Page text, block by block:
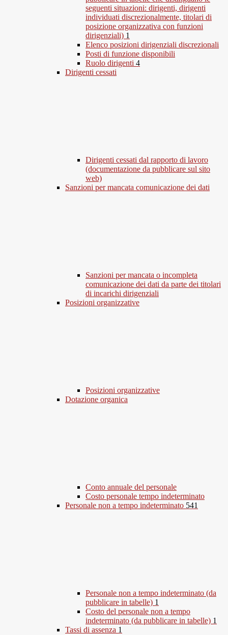
seguenti situazioni: dirigenti, dirigenti
individuati discrezionalmente, titolari di
posizione organizzativa con funzioni
dirigenziali) 1
Elenco posizioni dirigenziali discrezionali
Posti di funzione disponibili
Ruolo dirigenti 4
Dirigenti cessati
Dirigenti cessati dal rapporto di lavoro
(documentazione da pubblicare sul sito
web)
Sanzioni per mancata comunicazione dei dati
Sanzioni per mancata o incompleta
comunicazione dei dati da parte dei titolari
di incarichi dirigenziali
Posizioni organizzative
Posizioni organizzative
Dotazione organica
Conto annuale del personale
Costo personale tempo indeterminato
Personale non a tempo indeterminato 541
Personale non a tempo indeterminato (da
pubblicare in tabelle) 1
Costo del personale non a tempo
indeterminato (da pubblicare in tabelle) 1
Tassi di assenza 1